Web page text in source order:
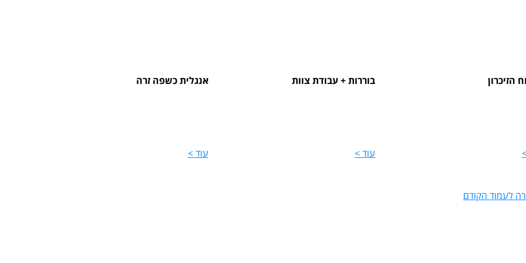
הזיכרון בוררות + עבודת צוות
עוד >
אנגלית כשפה זרה
עוד >
לעמוד הקודם